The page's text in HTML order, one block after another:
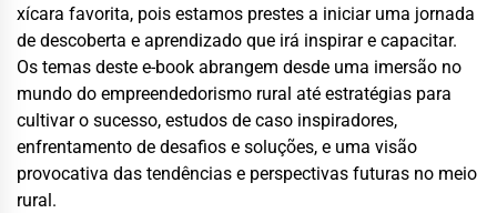
xícara favorita, pois estamos prestes a iniciar uma jornada
de descoberta e aprendizado que irá inspirar e capacitar.
Os temas deste e-book abrangem desde uma imersão no
mundo do empreendedorismo rural até estratégias para
cultivar o sucesso, estudos de caso inspiradores,
enfrentamento de desafios e soluções, e uma visão
provocativa das tendências e perspectivas futuras no meio
rural.